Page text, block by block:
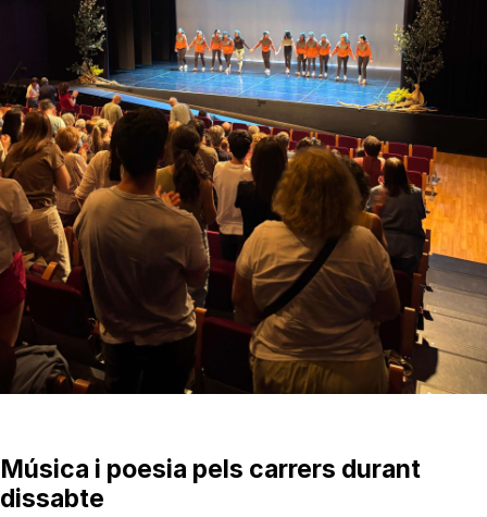
Música i poesia pels carrers durant
dissabte